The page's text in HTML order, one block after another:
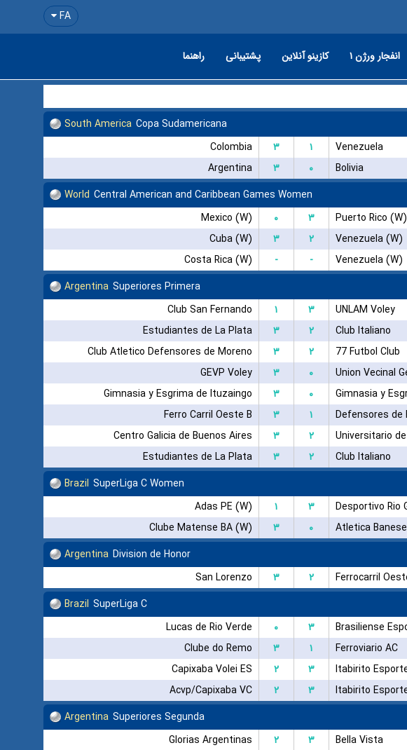
FA
انفجار ورژن ۱ کازینو آنلاین پشتیبانی راهنما
South America Copa Sudamericana
Colombia
۳ ۱ Venezuela
Argentina
۳ ۰ Bolivia
World Central American and Caribbean Games Women
Mexico (W)
۰ ۳ Puerto Rico (W)
Cuba (W)
۳ ۲ Venezuela (W)
Costa Rica (W)
- - Venezuela (W)
Argentina Superiores Primera
Club San Fernando
۱ ۳ UNLAM Voley
Estudiantes de La Plata
۳ ۲ Club Italiano
Club Atletico Defensores de Moreno
۳ ۲ 77 Futbol Club
GEVP Voley
۳ ۰ Union Vecinal
Gimnasia y Esgrima de Ituzaingo
۳ ۰ Gimnasia y
Ferro Carril Oeste B
۳ ۱ Defensores de
Centro Galicia de Buenos Aires
۳ ۲ Universitario
Estudiantes de La Plata
۳ ۲ Club Italiano
Brazil SuperLiga C Women
Adas PE (W)
۱ ۳ Desportivo Rio
Clube Matense BA (W)
۳ ۰ Atletica
Argentina Division de Honor
San Lorenzo
۳ ۲ Ferrocarril
Brazil SuperLiga C
Lucas de Rio Verde
۰ ۳ Brasiliense
Clube do Remo
۳ ۱ Ferroviario AC
Capixaba Volei ES
۲ ۳ Itabirito
Acvp/Capixaba VC
۲ ۳ Itabirito
Argentina Superiores Segunda
Glorias Argentinas
۲ ۳ Bella Vista